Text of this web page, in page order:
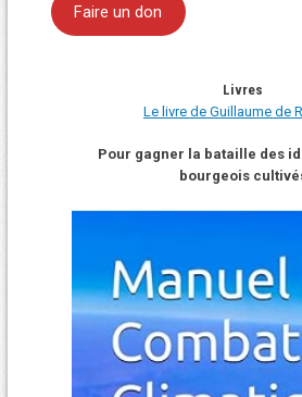
Faire un don
Livres
Le livre de Guillaume de
Pour gagner la bataille des
bourgeois